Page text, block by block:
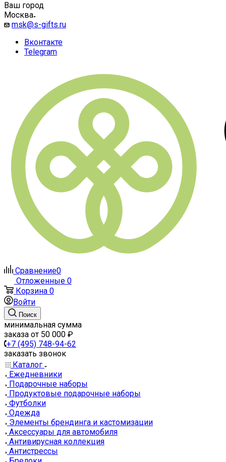
Ваш город
Москва
msk@s-gifts.ru
Вконтакте
Telegram
Сравнение0
Отложенные 0
Корзина 0
Войти
Поиск
минимальная сумма
заказа от 50 000 ₽
+7 (495) 748-94-62
заказать звонок
Каталог
Ежедневники
Подарочные наборы
Продуктовые подарочные наборы
Футболки
Одежда
Элементы брендинга и кастомизации
Аксессуары для автомобиля
Антивирусная коллекция
Антистрессы